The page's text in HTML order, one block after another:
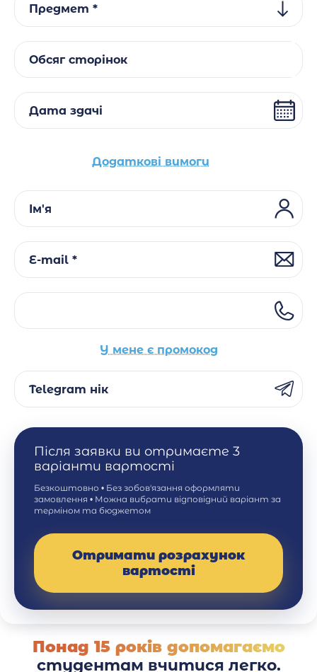
Предмет *
Обсяг сторінок
Дата здачі
Додаткові вимоги
Ім'я
E-mail *
У мене є промокод
Telegram нік
Після заявки ви отримаєте 3
варіанти вартості
Безкоштовно • Без зобов'язання оформляти
замовлення • Можна вибрати відповідний варіант за
терміном та бюджетом
Отримати розрахунок
вартості
Понад 15 років допомагаємо
студентам вчитися легко.